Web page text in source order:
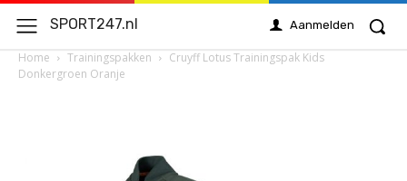
SPORT247.nl Aanmelden
Home Trainingspakken
Cruyff Lotus Trainingspak Kids
Donkergroen Oranje